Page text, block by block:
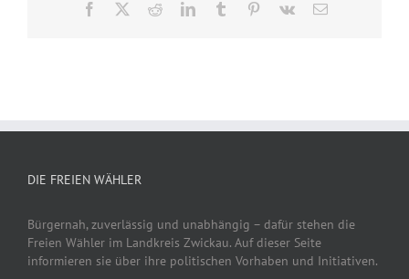
Facebook RedditLinkedInTumblr Pinterest
Vk
E-
DIE FREIEN WÄHLER
Bürgernah, zuverlässig und unabhängig – dafür stehen die
Freien Wähler im Landkreis Zwickau. Auf dieser Seite
informieren sie über ihre politischen Vorhaben und Initiativen.